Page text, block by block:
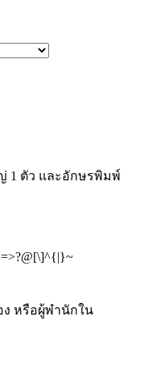
1 ตัว และอักษรพิมพ์
หรือผู้พำนักใน